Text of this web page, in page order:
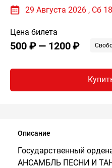
29 Августа 2026 , Сб
Цена билета
500 ₽ — 1200 ₽
Описание
Государственный
АНСАМБЛЬ ПЕСНИ И